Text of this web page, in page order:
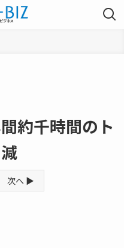
約千時間のト
次へ ▶